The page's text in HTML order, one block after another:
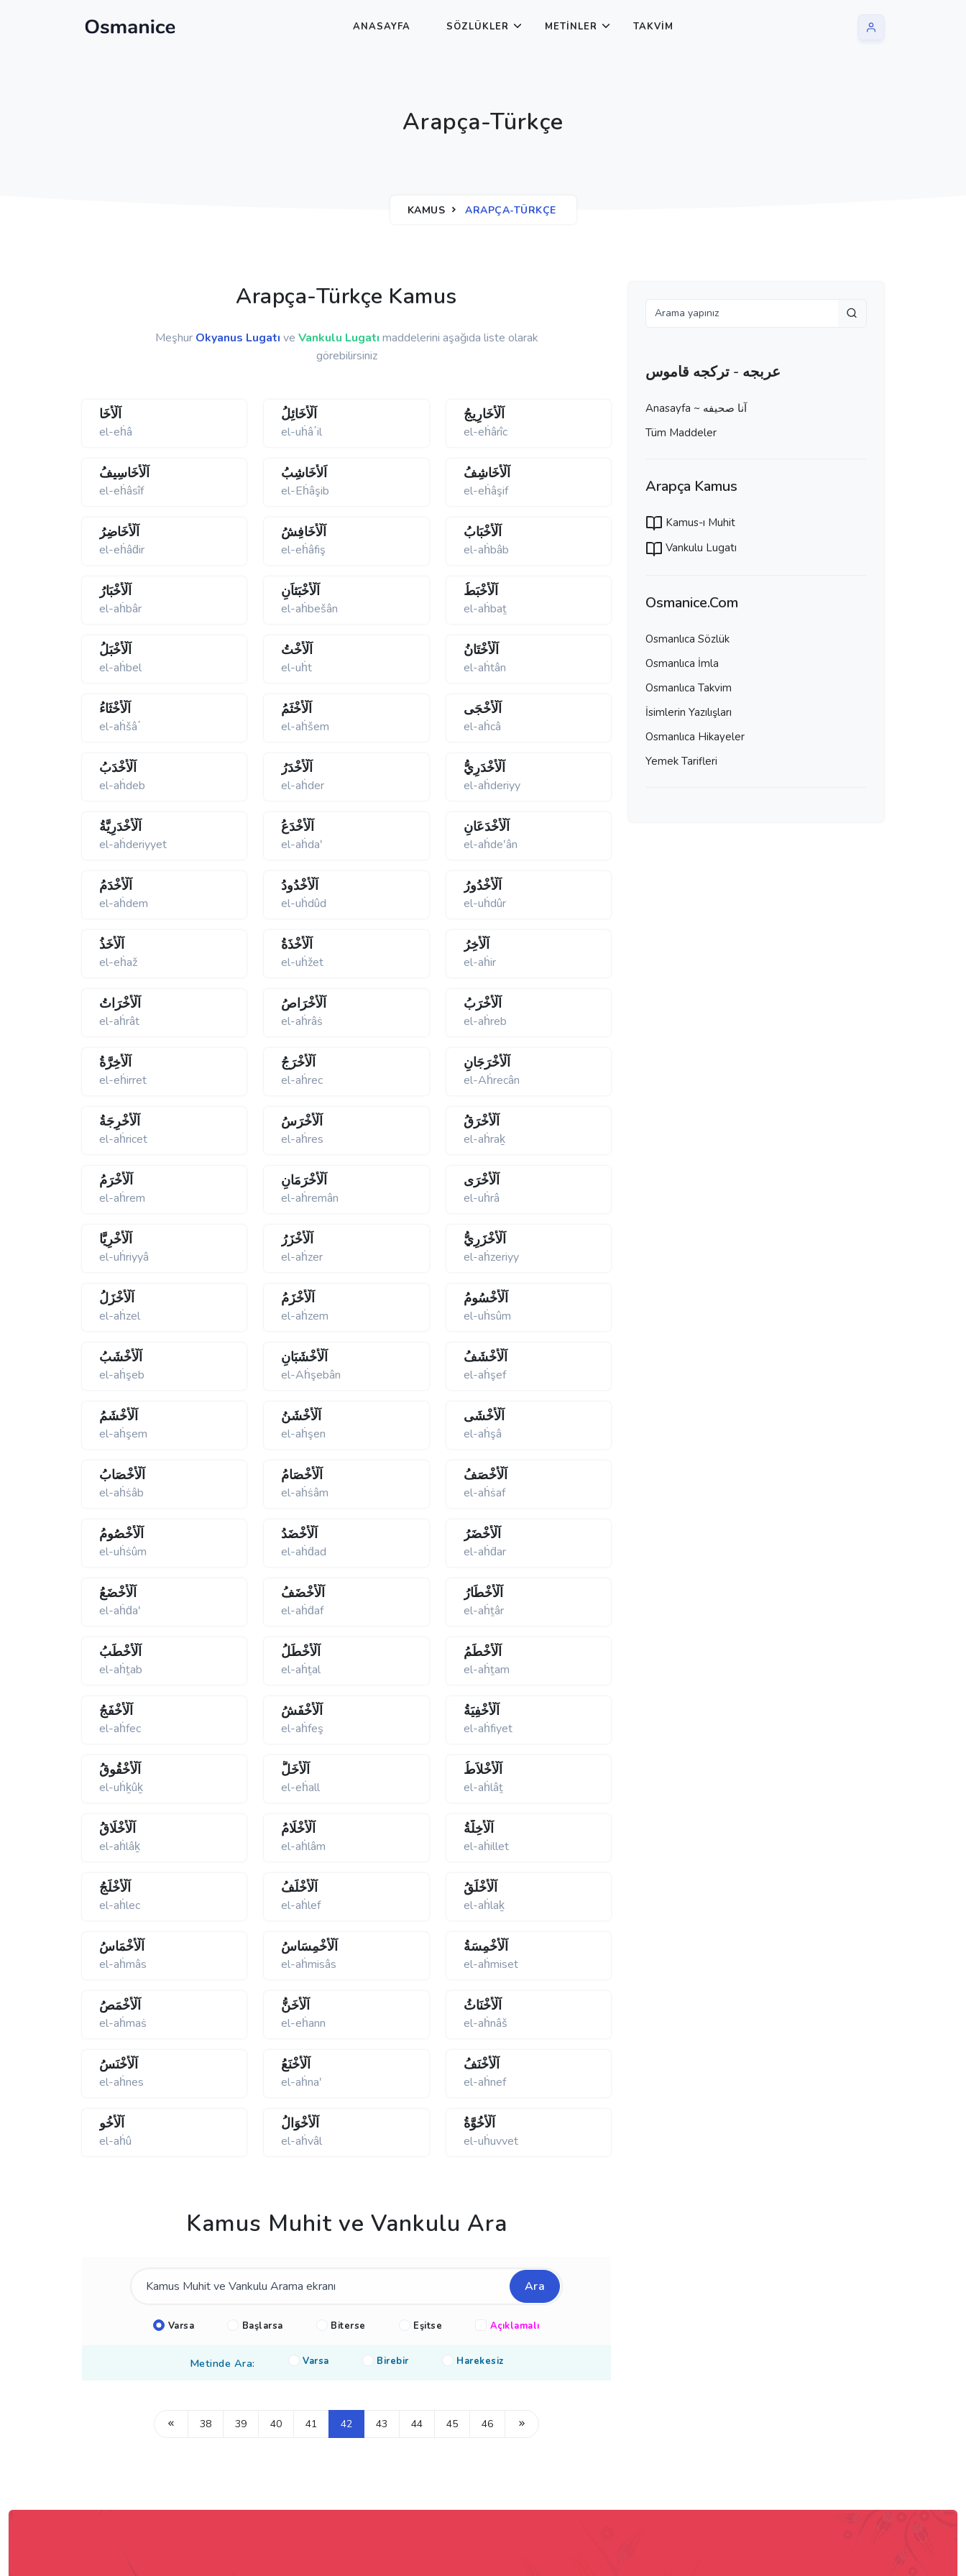
ANASAYFA SÖZLÜKLER METINLER TAKVIM
Arapça-Türkçe
KAMUS ARAPÇA-TÜRKÇE
Arapça-Türkçe Kamus
Meşhur Okyanus Lugatı ve Vankulu Lugatı maddelerini aşağıda liste olarak
görebilirsiniz
اَلْأَخَا
el-eḣâ
اَلْأُخَائِلُ
el-uḣâ΄il
اَلْأَخَارِيجُ
el-eḣârîc
اَلْأَخَاسِيفُ
el-eḣâsîf
اَلأَخَاشِبُ
el-Eḣâşib
اَلْأَخَاشِفُ
el-eḣâşif
اَلْأَخَاضِرُ
el-eḣâḋir
اَلْأَخَافِشُ
el-eḣâfiş
اَلْأَخْبَابُ
el-aḣbâb
اَلْأَخْبَارُ
el-aḣbâr
اَلْأَخْبَثاَنِ
el-aḣbešân
اَلْأَخْبَطُ
el-aḣbaṯ
اَلْأَخْبَلُ
el-aḣbel
اَلْأُخْتُ
el-uḣt
اَلْأَخْتَانُ
el-aḣtân
اَلْأَخْثَاءُ
el-aḣšâ΄
اَلْأَخْثَمُ
el-aḣšem
اَلْأَخْجَى
el-aḣcâ
اَلْأَخْدَبُ
el-aḣdeb
اَلْأَخْدَرُ
el-aḣder
اَلْأَخْدَرِيُّ
el-aḣderiyy
اَلْأَخْدَرِيَّةُ
el-aḣderiyyet
اَلْأَخْدَعُ
el-aḣdaʹ
اَلْأَخْدَعَانِ
el-aḣdeʹân
اَلْأَخْدَمُ
el-aḣdem
اَلْأُخْدُودُ
el-uḣdûd
اَلْأُخْدُورُ
el-uḣdûr
اَلْأَخَذُ
el-eḣaž
اَلْأُخْذَةُ
el-uḣžet
اَلْأَخِرُ
el-aḣir
اَلْأَخْرَاتُ
el-aḣrât
اَلْأَخْرَاصُ
el-aḣrâṡ
اَلْأَخْرَبُ
el-aḣreb
اَلْأَخِرَّةُ
el-eḣirret
اَلْأَخْرَجُ
el-aḣrec
اَلْأَخْرَجَانِ
el-Aḣrecân
اَلْأَخْرِجَةُ
el-aḣricet
اَلْأَخْرَسُ
el-aḣres
اَلْأَخْرَقُ
el-aḣraḵ
اَلْأَخْرَمُ
el-aḣrem
اَلْأَخْرَمَانِ
el-aḣremân
اَلْأُخْرَى
el-uḣrâ
اَلْأُخْرِيَّا
el-uḣriyyâ
اَلْأَخْزَرُ
el-aḣzer
اَلْأَخْزَرِيُّ
el-aḣzeriyy
اَلْأَخْزَلُ
el-aḣzel
اَلْأَخْزَمُ
el-aḣzem
اَلْأُخْسُومُ
el-uḣsûm
اَلْأَخْشَبُ
el-aḣşeb
اَلْأَخْشَبَانِ
el-Aḣşebân
اَلْأَخْشَفُ
el-aḣşef
اَلْأَخْشَمُ
el-aḣşem
اَلْأَخْشَنُ
el-aḣşen
اَلْأَخْشَى
el-aḣşâ
اَلْأَخْصَابُ
el-aḣṡâb
اَلْأَخْصَامُ
el-aḣṡâm
اَلْأَخْصَفُ
el-aḣṡaf
اَلْأُخْصُومُ
el-uḣṡûm
اَلْأَخْضَدُ
el-aḣḋad
اَلْأَخْضَرُ
el-aḣḋar
اَلْأَخْضَعُ
el-aḣḋaʹ
اَلْأَخْضَفُ
el-aḣḋaf
اَلْأَخْطَارُ
el-aḣṯâr
اَلْأَخْطَبُ
el-aḣṯab
اَلْأَخْطَلُ
el-aḣṯal
اَلْأَخْطَمُ
el-aḣṯam
اَلْأَخْفَجُ
el-aḣfec
اَلْأَخْفَشُ
el-aḣfeş
اَلْأَخْفِيَةُ
el-aḣfiyet
اَلْأُخْقُوقُ
el-uḣḵûḵ
اَلْأَخَلُّ
el-eḣall
اَلْأَخْلاَطُ
el-aḣlâṯ
اَلْأَخْلَاقُ
el-aḣlâḵ
اَلْأَخْلَامُ
el-aḣlâm
اَلْأَخِلَّةُ
el-aḣillet
اَلْأَخْلَجُ
el-aḣlec
اَلْأَخْلَفُ
el-aḣlef
اَلْأَخْلَقُ
el-aḣlaḵ
اَلْأَخْمَاسُ
el-aḣmâs
اَلْأَخْمِسَاسُ
el-aḣmisâs
اَلْأَخْمِسَةُ
el-aḣmiset
اَلْأَخْمَصُ
el-aḣmaṡ
اَلْأَخَنُّ
el-eḣann
اَلْأَخْنَاثُ
el-aḣnâš
اَلْأَخْنَسُ
el-aḣnes
اَلْأَخْنَعُ
el-aḣnaʹ
اَلْأَخْنَفُ
el-aḣnef
اَلْأَخُو
el-aḣû
اَلْأَخْوَالُ
el-aḣvâl
اَلْأُخُوَّةُ
el-uḣuvvet
Kamus Muhit ve Vankulu Ara
Ara
Varsa Başlarsa Biterse Eşitse Açıklamalı
Metinde Ara: Varsa Birebir Harekesiz
38 39 40 41 42 43 44 45 46
عربجه - تركجه قاموس
Anasayfa ~ آنا صحيفه
Tüm Maddeler
Arapça Kamus
Kamus-ı Muhit
Vankulu Lugatı
Osmanice.Com
Osmanlıca Sözlük
Osmanlıca İmla
Osmanlıca Takvim
İsimlerin Yazılışları
Osmanlıca Hikayeler
Yemek Tarifleri